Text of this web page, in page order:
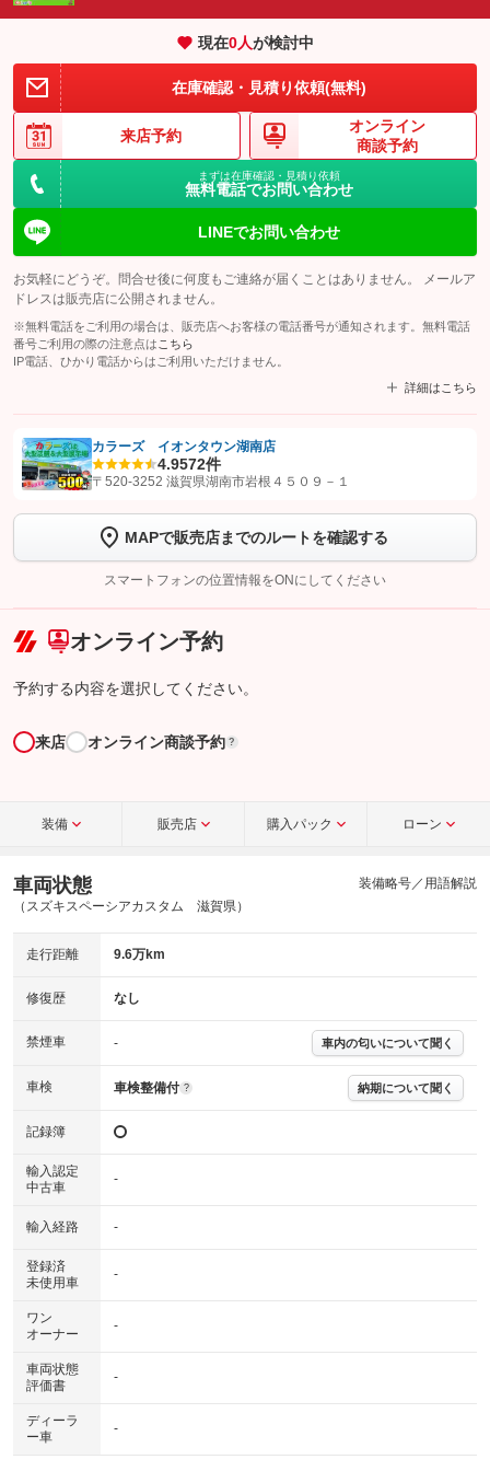
現在0人が検討中
在庫確認・見積り依頼(無料)
来店予約
オンライン
商談予約
まずは在庫確認・見積り依頼
無料電話でお問い合わせ
LINEでお問い合わせ
お気軽にどうぞ。問合せ後に何度もご連絡が届くことはありません。 メールア
ドレスは販売店に公開されません。
※無料電話をご利用の場合は、販売店へお客様の電話番号が通知されます。無料電話
番号ご利用の際の注意点は こちら
IP電話、ひかり電話からはご利用いただけません。
詳細はこちら
【STEP1】認証画面でグーネットを友だち追加してから「許可する」ボタンを押
トーク画面で
ボタンをタップして問い合わせを
完了してください。
こちら
カラーズ イオンタウン湖南店
4.9572件
〒520-3252 滋賀県湖南市岩根４５０９－１
MAPで販売店までのルートを確認する
スマートフォンの位置情報をONにしてください
オンライン予約
予約する内容を選択してください。
来店 オンライン商談予約 ?
装備 販売店 購入パック ローン
車両状態
（スズキスペーシアカスタム 滋賀県）
装備略号／用語解説
走行距離 9.6万km
修復歴 なし
禁煙車 - 車内の匂いについて聞く
車検 車検整備付 ? 納期について聞く
記録簿
輸入認定
中古車
-
輸入経路 -
登録済
未使用車
-
ワン
オーナー
-
車両状態
評価書
-
ディーラ
ー車
-